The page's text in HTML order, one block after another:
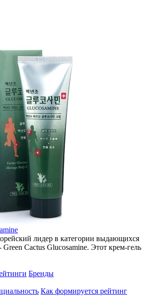
лидер в категории выдающихся
Cactus Glucosamine. Этот крем-гель
Бренды
Как формируется рейтинг